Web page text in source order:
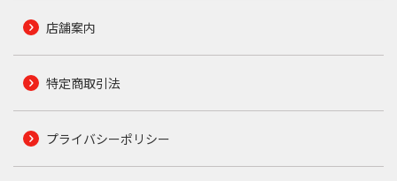
店舗案内
特定商取引法
プライバシーポリシー